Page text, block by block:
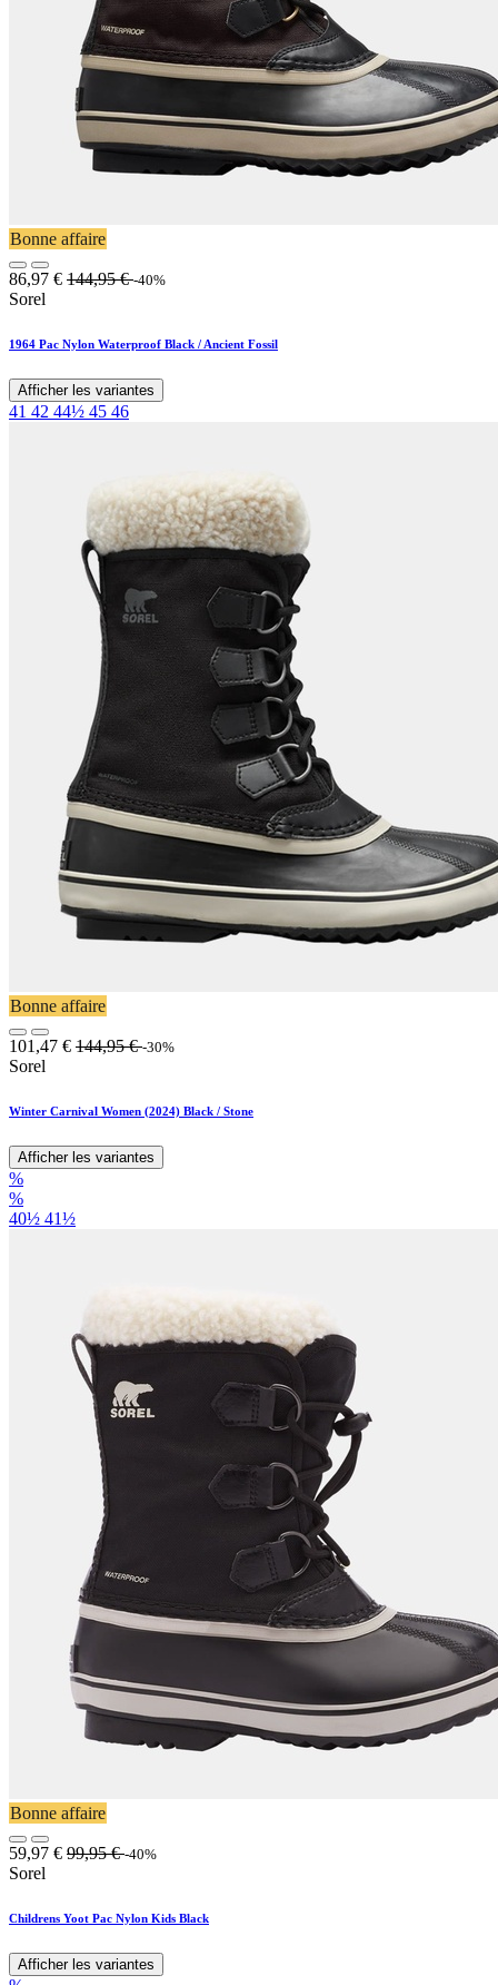
Bonne affaire
86,97 € 144,95€ -40%
Sorel
1964 Pac Nylon Waterproof Black / Ancient Fossil
Afficher les variantes
41 42 44½ 45 46
Bonne affaire
101,47 € 144,95€ -30%
Sorel
Winter Carnival Women (2024) Black / Stone
Afficher les variantes
%
%
40½ 41½
Bonne affaire
59,97 € 99,95€ -40%
Sorel
Childrens Yoot Pac Nylon Kids Black
Afficher les variantes